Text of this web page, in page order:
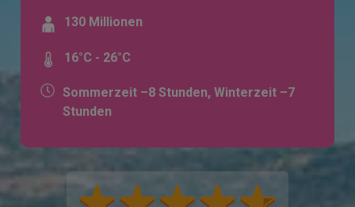
130 Millionen
16°C - 26°C
Sommerzeit –8 Stunden, Winterzeit –7
Stunden